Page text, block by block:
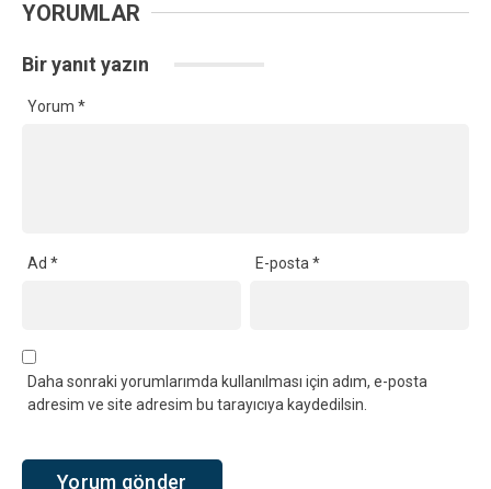
YORUMLAR
Bir yanıt yazın
Yorum *
Ad * E-posta*
Daha sonraki yorumlarımda kullanılması için adım, e-posta
adresim ve site adresim bu tarayıcıya kaydedilsin.